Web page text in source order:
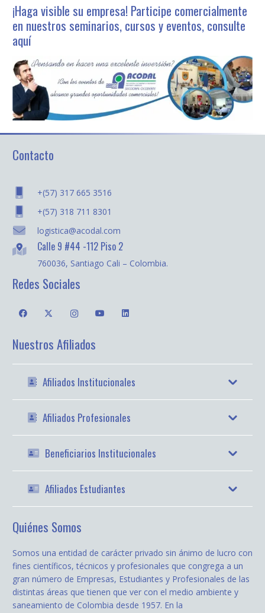
¡Haga visible su empresa! Participe comercialmente
en nuestros seminarios, cursos y eventos, consulte
aquí
Contacto
+(57) 317 665 3516
+(57) 318 711 8301
logistica@acodal.com
Calle 9 #44 -112 Piso 2
760036, Santiago Cali – Colombia.
Redes Sociales
Nuestros Afiliados
Afiliados Institucionales
Afiliados Profesionales
Beneficiarios Institucionales
Afiliados Estudiantes
Quiénes Somos
Somos una entidad de carácter privado sin ánimo de lucro con
fines científicos, técnicos y profesionales que congrega a un
gran número de Empresas, Estudiantes y Profesionales de las
distintas áreas que tienen que ver con el medio ambiente y
saneamiento de Colombia desde 1957. En la